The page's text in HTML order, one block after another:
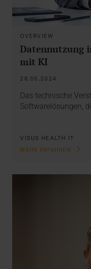
OVERVIEW
Datennutzung
mit KI
28.05.2024
Das technische
Softwarelösungen,
VISUS HEALTH IT
MEHR ERFAHREN